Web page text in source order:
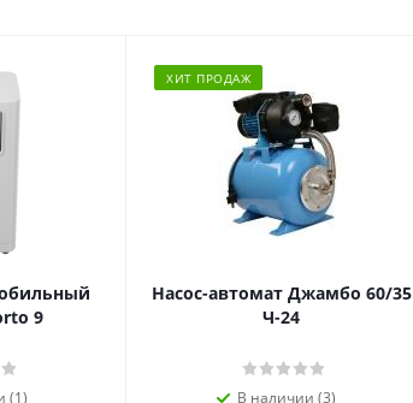
9
(1)
ХИТ ПРОДАЖ
Насос-автомат Джамбо 60/35
Ч-24
В наличии (3)